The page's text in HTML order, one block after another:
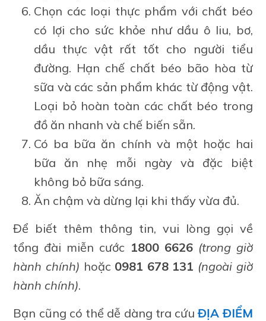
Chọn các loại thực phẩm với chất béo
có lợi cho sức khỏe như dầu ô liu, bơ,
dầu thực vật rất tốt cho người tiểu
đường. Hạn chế chất béo bão hòa từ
sữa và các sản phẩm khác từ động vật.
Loại bỏ hoàn toàn các chất béo trong
đồ ăn nhanh và chế biến sẵn.
Có ba bữa ăn chính và một hoặc hai
bữa ăn nhẹ mỗi ngày và đặc biệt
không bỏ bữa sáng.
Ăn chậm và dừng lại khi thấy vừa đủ.
Để biết thêm thông tin, vui lòng gọi về
tổng đài miễn cước 1800 6626 (trong giờ
hành chính) hoặc 0981 678 131 (ngoài giờ
hành chính).
Bạn cũng có thể dễ dàng tra cứuĐỊA ĐIỂM